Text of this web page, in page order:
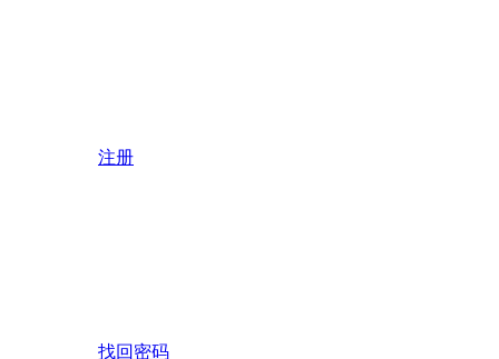
注册
找回密码